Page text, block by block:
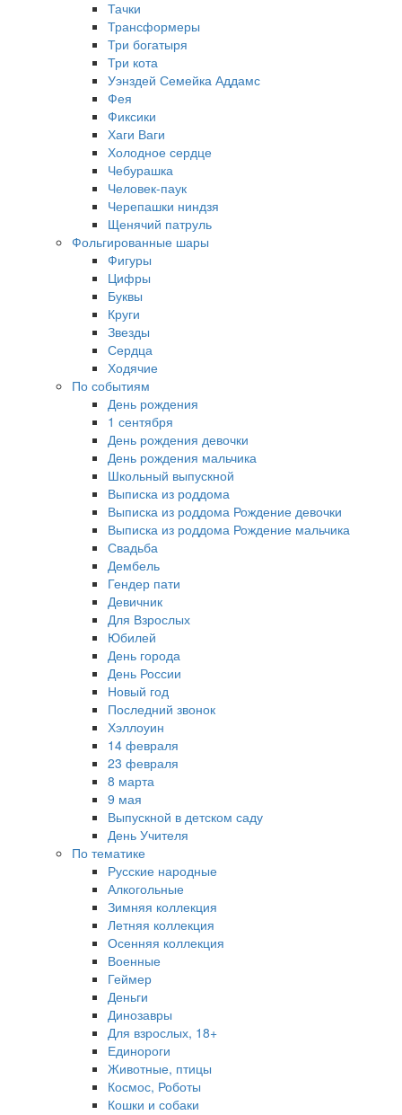
Тачки
Трансформеры
Три богатыря
Три кота
Уэнздей Семейка Аддамс
Фея
Фиксики
Хаги Ваги
Холодное сердце
Чебурашка
Человек-паук
Черепашки ниндзя
Щенячий патруль
Фольгированные шары
Фигуры
Цифры
Буквы
Круги
Звезды
Сердца
Ходячие
По событиям
День рождения
1 сентября
День рождения девочки
День рождения мальчика
Школьный выпускной
Выписка из роддома
Выписка из роддома Рождение девочки
Выписка из роддома Рождение мальчика
Свадьба
Дембель
Гендер пати
Девичник
Для Взрослых
Юбилей
День города
День России
Новый год
Последний звонок
Хэллоуин
14 февраля
23 февраля
8 марта
9 мая
Выпускной в детском саду
День Учителя
По тематике
Русские народные
Алкогольные
Зимняя коллекция
Летняя коллекция
Осенняя коллекция
Военные
Геймер
Деньги
Динозавры
Для взрослых, 18+
Единороги
Животные, птицы
Космос, Роботы
Кошки и собаки